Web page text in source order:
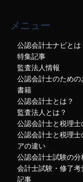
メニュー
公認会計士ナビとは
特集記事
監査法人情報
公認会計士のための
書籍
公認会計士とは？
監査法人とは？
公認会計士と税理士
公認会計士と税理士
アの違い
公認会計士試験の分
会計士試験・修了考
記事